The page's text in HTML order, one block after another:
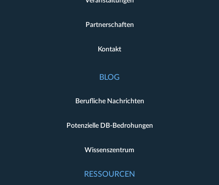
Partnerschaften
Kontakt
BLOG
Berufliche Nachrichten
Potenzielle DB-Bedrohungen
Wissenszentrum
RESSOURCEN